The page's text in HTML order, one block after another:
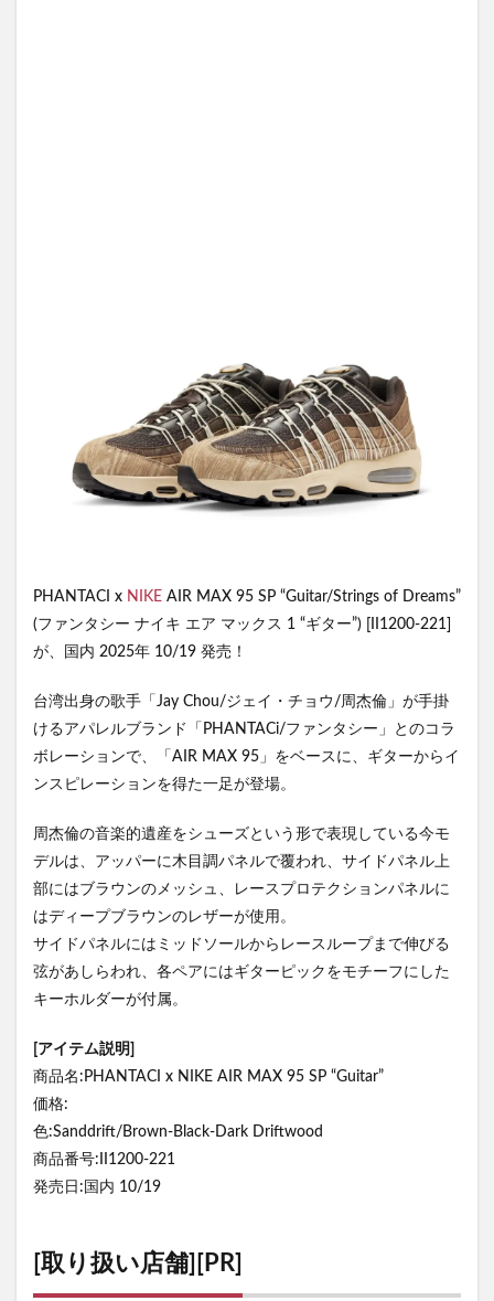
PHANTACI x NIKE AIR MAX 95 SP “Guitar/Strings of Dreams”
(ファンタシー ナイキ エア マックス 1 “ギター”) [II1200-221]
が、国内 2025年 10/19 発売！
台湾出身の歌手「Jay Chou/ジェイ・チョウ/周杰倫」が手掛
けるアパレルブランド「PHANTACi/ファンタシー」とのコラ
ボレーションで、「AIR MAX 95」をベースに、ギターからイ
ンスピレーションを得た一足が登場。
周杰倫の音楽的遺産をシューズという形で表現している今モ
デルは、アッパーに木目調パネルで覆われ、サイドパネル上
部にはブラウンのメッシュ、レースプロテクションパネルに
はディープブラウンのレザーが使用。
サイドパネルにはミッドソールからレースループまで伸びる
弦があしらわれ、各ペアにはギターピックをモチーフにした
キーホルダーが付属。
[アイテム説明]
商品名:PHANTACI x NIKE AIR MAX 95 SP “Guitar”
価格:
色:Sanddrift/Brown-Black-Dark Driftwood
商品番号:II1200-221
発売日:国内 10/19
[取り扱い店舗][PR]